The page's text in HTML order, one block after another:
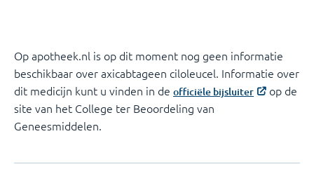
Op apotheek.nl is op dit moment nog geen informatie
beschikbaar over axicabtageen ciloleucel. Informatie over
dit medicijn kunt u vinden in de officiële bijsluiter
op de
site van het College ter Beoordeling van
Geneesmiddelen.